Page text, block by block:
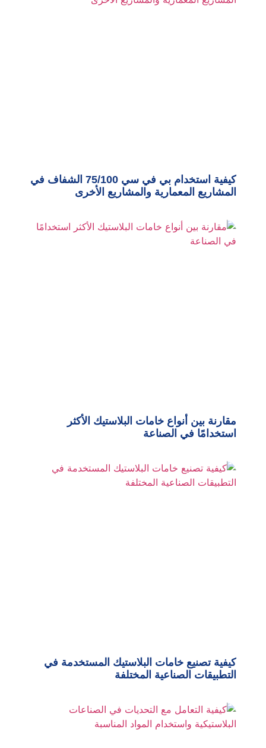
كيفية استخدام بي في سي 75/100 الشفاف في
المشاريع المعمارية والمشاريع الأخرى
مقارنة بين أنواع خامات البلاستيك الأكثر
استخدامًا في الصناعة
كيفية تصنيع خامات البلاستيك المستخدمة في
التطبيقات الصناعية المختلفة